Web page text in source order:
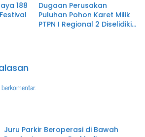
188
Dugaan Perusakan
Puluhan Pohon Karet Milik
PTPN I Regional 2 Diselidiki
Juru Parkir Beroperasi di Bawah